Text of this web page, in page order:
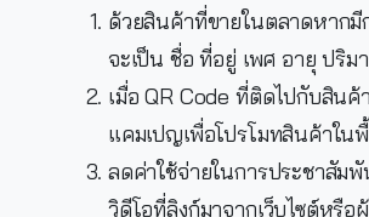
ด้วยสินค้าที่ขายในตลาดหากมี
จะเป็น ชื่อ ที่อยู่ เพศ อายุ ปริ
เมื่อ QR Code ที่ติดไปกับสิน
แคมเปญเพื่อโปรโมทสินค้าใ
ลดค่าใช้จ่ายในการประชาสัม
วิดีโอที่ลิงก์มาจากเว็บไซต์หรื